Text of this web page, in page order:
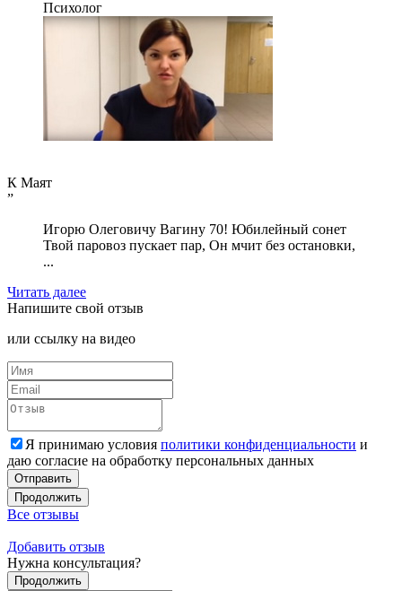
Психолог
К Маят
”
Игорю Олеговичу Вагину 70! Юбилейный сонет
Твой паровоз пускает пар, Он мчит без остановки,
...
Читать далее
Напишите свой отзыв
или ссылку на видео
Я принимаю условия политики конфиденциальности и
даю согласие на обработку персональных данных
Отправить
Продолжить
Все отзывы
Добавить отзыв
Нужна консультация?
Продолжить